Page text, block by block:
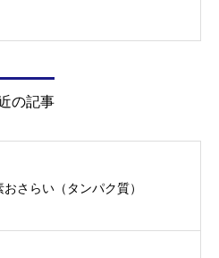
の記事
さらい（タンパク質）